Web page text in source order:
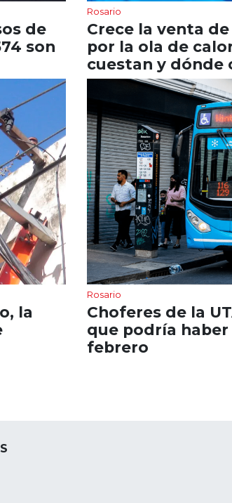
de
son
Rosario
Crece la venta
por la ola de
cuestan y dónde
la
Rosario
Choferes de la
que podría
febrero